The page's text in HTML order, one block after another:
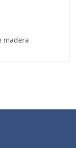
madera